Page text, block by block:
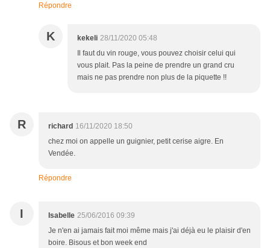
Répondre
K kekeli 28/11/2020 05:48
Il faut du vin rouge, vous pouvez choisir celui qui
vous plait. Pas la peine de prendre un grand cru
mais ne pas prendre non plus de la piquette !!
R richard 16/11/2020 18:50
chez moi on appelle un guignier, petit cerise aigre. En
Vendée.
Répondre
I Isabelle 25/06/2016 09:39
Je n'en ai jamais fait moi même mais j'ai déjà eu le plaisir d'en
boire. Bisous et bon week end